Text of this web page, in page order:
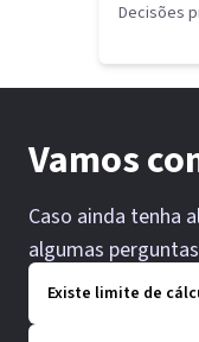
Decisões
Vamos
Caso ainda tenha
algumas
Existe limite de